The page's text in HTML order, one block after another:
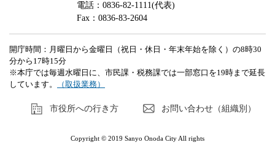
電話：0836-82-1111(代表)
Fax：0836-83-2604
開庁時間：月曜日から金曜日（祝日・休日・年末年始を除く）の8時30
分から17時15分
※本庁では毎週水曜日に、市民課・税務課では一部窓口を19時まで延長
しています。
（取扱業務）
市役所への行き方 お問い合わせ（組織別）
Copyright © 2019 Sanyo Onoda City All rights